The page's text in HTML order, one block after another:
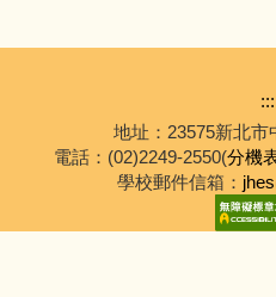
:::
地址：23575新北市
電話：(02)2249-2550(分機
學校郵件信箱：